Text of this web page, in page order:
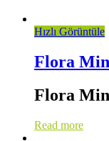
Hızlı Görüntüle
Flora
Flora
Read more